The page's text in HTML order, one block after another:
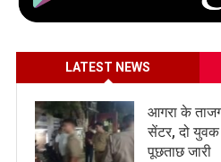
LATEST NEWS
आगरा के
सेंटर, दो युवक
पूछताछ जारी